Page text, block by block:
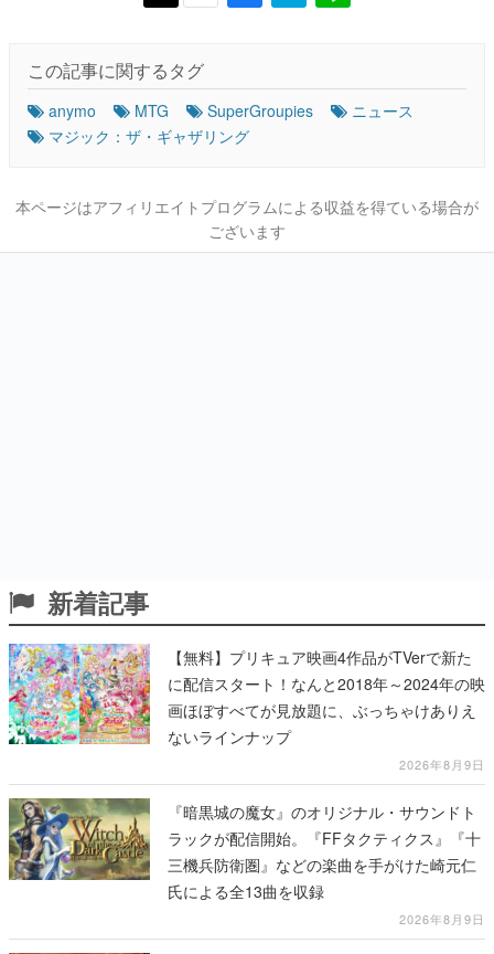
この記事に関するタグ
anymo MTG SuperGroupies
ニュース
マジック：ザ・ギャザリング
本ページはアフィリエイトプログラムによる収益を得ている場合が
ございます
新着記事
【無料】プリキュア映画4作品がTVerで新た
に配信スタート！なんと2018年～2024年の映
画ほぼすべてが見放題に、ぶっちゃけありえ
ないラインナップ
2026年8月9日
『暗黒城の魔女』のオリジナル・サウンドト
ラックが配信開始。『FFタクティクス』『十
三機兵防衛圏』などの楽曲を手がけた崎元仁
氏による全13曲を収録
2026年8月9日